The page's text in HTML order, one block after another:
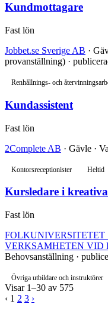
Kundmottagare
Fast lön
Jobbet.se Sverige AB ·
provanställning) ·
Renhållnings- och
Kundassistent
Fast lön
2Complete AB · Gävle ·
Kontorsreceptionister Heltid
Kursledare i
Fast lön
FOLKUNIVERSITETET
VERKSAMHETEN VID
Behovsanställning ·
Övriga utbildare och instruktörer
Visar 1–30 av 575
‹ 1 2 3 ›